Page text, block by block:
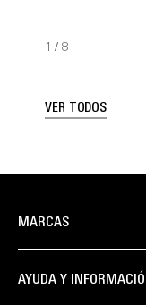
1 / 8
VER TODOS
MARCAS
AYUDA Y